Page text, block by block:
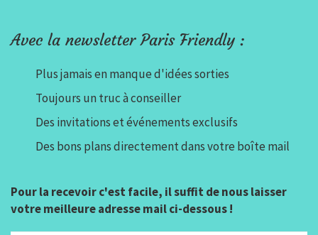
Avec la newsletter Paris Friendly :
Plus jamais en manque d'idées sorties
Toujours un truc à conseiller
Des invitations et événements exclusifs
Des bons plans directement dans votre boîte mail
Pour la recevoir c'est facile, il suffit de nous laisser
votre meilleure adresse mail ci-dessous !